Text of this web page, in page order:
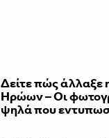
Δείτε πώς άλλαξε
Ηρώων – Οι
ψηλά που